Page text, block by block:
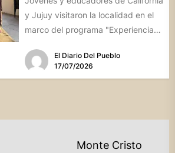
y Jujuy visitaron la localidad en el
marco del programa "Experiencia
El Diario Del Pueblo
17/07/2026
Monte Cristo